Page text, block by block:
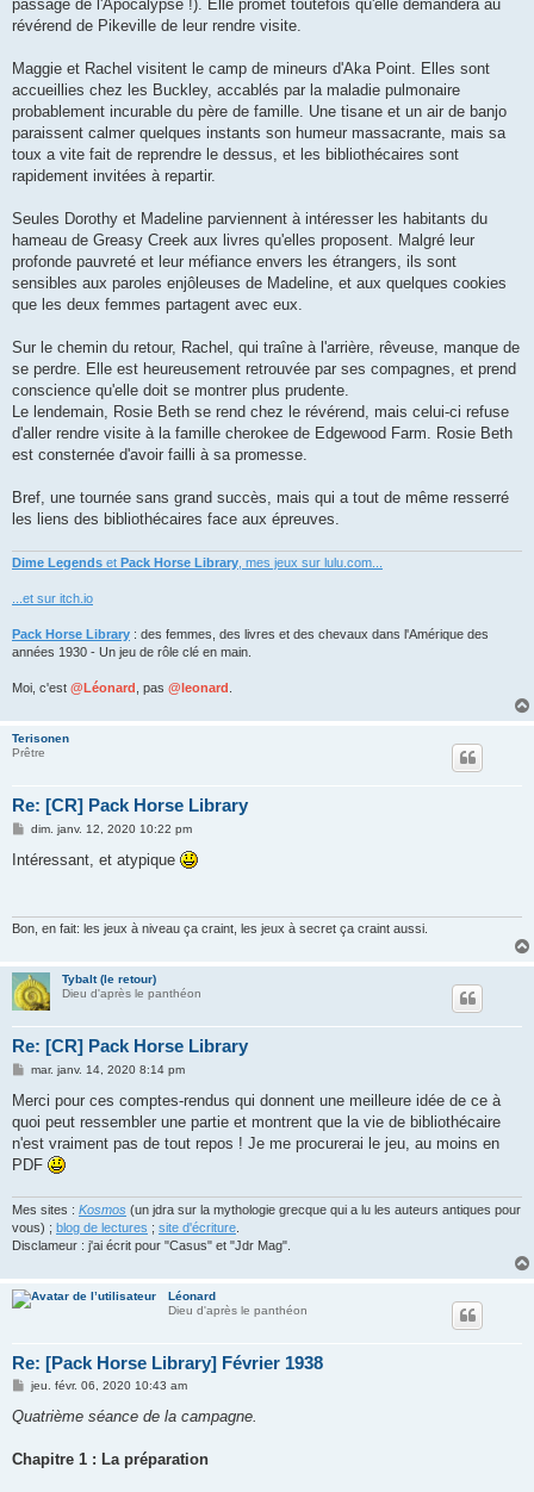
passage de l'Apocalypse !). Elle promet toutefois qu'elle demandera au
révérend de Pikeville de leur rendre visite.
Maggie et Rachel visitent le camp de mineurs d'Aka Point. Elles sont
accueillies chez les Buckley, accablés par la maladie pulmonaire
probablement incurable du père de famille. Une tisane et un air de banjo
paraissent calmer quelques instants son humeur massacrante, mais sa
toux a vite fait de reprendre le dessus, et les bibliothécaires sont
rapidement invitées à repartir.
Seules Dorothy et Madeline parviennent à intéresser les habitants du
hameau de Greasy Creek aux livres qu'elles proposent. Malgré leur
profonde pauvreté et leur méfiance envers les étrangers, ils sont
sensibles aux paroles enjôleuses de Madeline, et aux quelques cookies
que les deux femmes partagent avec eux.
Sur le chemin du retour, Rachel, qui traîne à l'arrière, rêveuse, manque de
se perdre. Elle est heureusement retrouvée par ses compagnes, et prend
conscience qu'elle doit se montrer plus prudente.
Le lendemain, Rosie Beth se rend chez le révérend, mais celui-ci refuse
d'aller rendre visite à la famille cherokee de Edgewood Farm. Rosie Beth
est consternée d'avoir failli à sa promesse.
Bref, une tournée sans grand succès, mais qui a tout de même resserré
les liens des bibliothécaires face aux épreuves.
Dime Legends et Pack Horse Library , mes jeux sur lulu.com...
...et sur itch.io
Pack Horse Library : des femmes, des livres et des chevaux dans l'Amérique des
années 1930 - Un jeu de rôle clé en main.
Moi, c'est @Léonard , pas @leonard
Terisonen
Prêtre
Re: [CR] Pack Horse Library
M
s
dim. janv. 12, 2020 10:22 pm
Intéressant, et atypique
Bon, en fait: les jeux à niveau ça craint, les jeux à secret ça craint aussi.
Tybalt (le retour)
Dieu d'après le panthéon
Re: [CR] Pack Horse Library
M
s
a
g
mar. janv. 14, 2020 8:14 pm
Merci pour ces comptes-rendus qui donnent une meilleure idée de ce à
quoi peut ressembler une partie et montrent que la vie de bibliothécaire
n'est vraiment pas de tout repos ! Je me procurerai le jeu, au moins en
PDF
Mes sites : Kosmos (un jdra sur la mythologie grecque qui a lu les auteurs antiques pour
vous) ; blog de lectures ; site d'écriture
Disclameur : j'ai écrit pour "Casus" et "Jdr Mag".
Léonard
Dieu d'après le panthéon
Re: [Pack Horse Library] Février 1938
M
s
g
jeu. févr. 06, 2020 10:43 am
Quatrième séance de la campagne.
Chapitre 1 : La préparation